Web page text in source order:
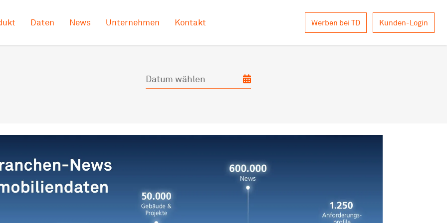
Daten News Unternehmen Kontakt Werben bei TD Kunden-Login